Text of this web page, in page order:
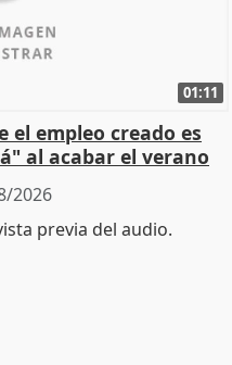
01:11
el empleo creado es
al acabar el verano
2026